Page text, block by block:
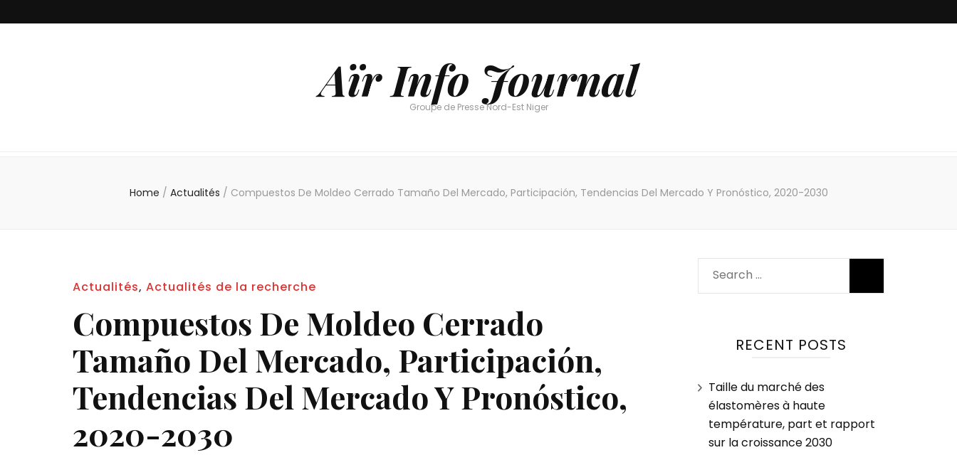
Aïr Info Journal
Groupe de Presse Nord-Est Niger
Home / Actualités / Compuestos De Moldeo Cerrado Tamaño Del Mercado, Participación, Tendencias Del Mercado Y Pronóstico, 2020-2030
Actualités, Actualités de la recherche
Compuestos De Moldeo Cerrado
Tamaño Del Mercado, Participación,
Tendencias Del Mercado Y Pronóstico,
2020-2030
Search
for:
RECENT POSTS
Taille du marché des
élastomères à haute
température, part et rapport
sur la croissance 2030